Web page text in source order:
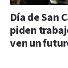
Día de San
piden
ven un